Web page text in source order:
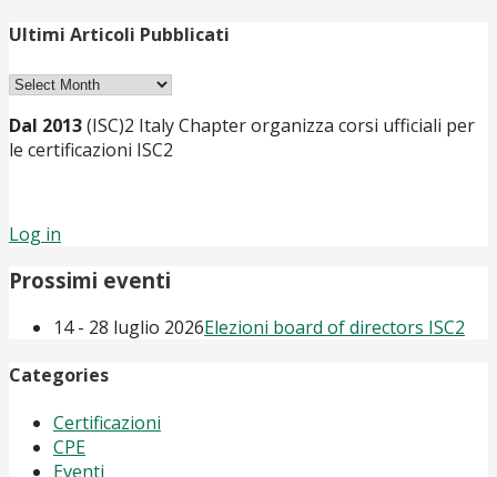
Ultimi Articoli Pubblicati
Ultimi
Pubblicati
Dal 2013(ISC)2 Italy Chapter organizza corsi ufficiali per
le certificazioni ISC2
Log in
Prossimi eventi
14 - 28 luglio 2026Elezioni board of directors ISC2
Categories
Certificazioni
CPE
Eventi